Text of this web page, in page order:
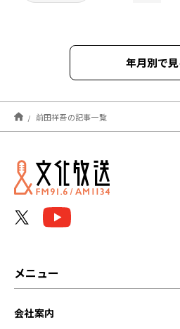
年月別で見
2022年11月
前田祥吾の記事一覧
メニュー
会社案内